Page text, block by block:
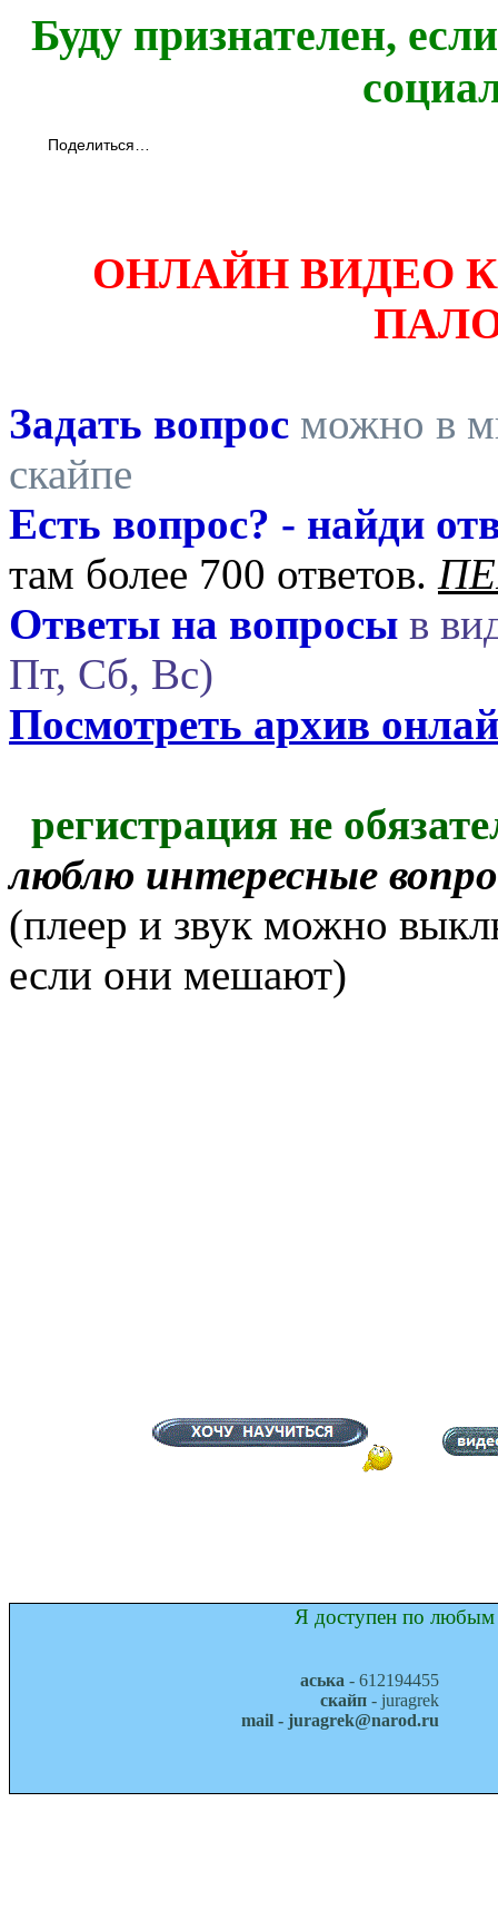
Буду признателен,
Поделиться…
ОНЛАЙН ВИДЕО
Задать вопрос можно в
скайпе
Есть вопрос? - найди
там более 700 ответов.
Ответы на вопросы в
Пт, Сб, Вс)
Посмотреть архив
регистрация не
люблю интересные
(плеер и звук можно
если они мешают)
Я доступен по любым
аська - 612194455
скайп - juragrek
mail - juragrek@narod.ru